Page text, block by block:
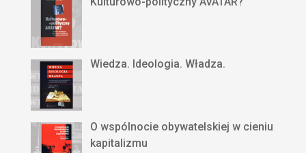
Wiedza. Ideologia. Władza.
O wspólnocie obywatelskiej w cieniu
kapitalizmu